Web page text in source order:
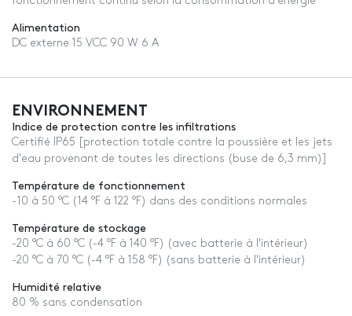
Alimentation
DC externe 15 VCC 90 W 6 A
ENVIRONNEMENT
Indice de protection contre les infiltrations
Certifié IP65 [protection totale contre la poussière et les jets
d'eau provenant de toutes les directions (buse de 6,3 mm)]
Température de fonctionnement
-10 à 50 °C (14 °F à 122 °F) dans des conditions normales
Température de stockage
-20 °C à 60 °C (-4 °F à 140 °F) (avec batterie à l'intérieur)
-20 °C à 70 °C (-4 °F à 158 °F) (sans batterie à l'intérieur)
Humidité relative
80 % sans condensation